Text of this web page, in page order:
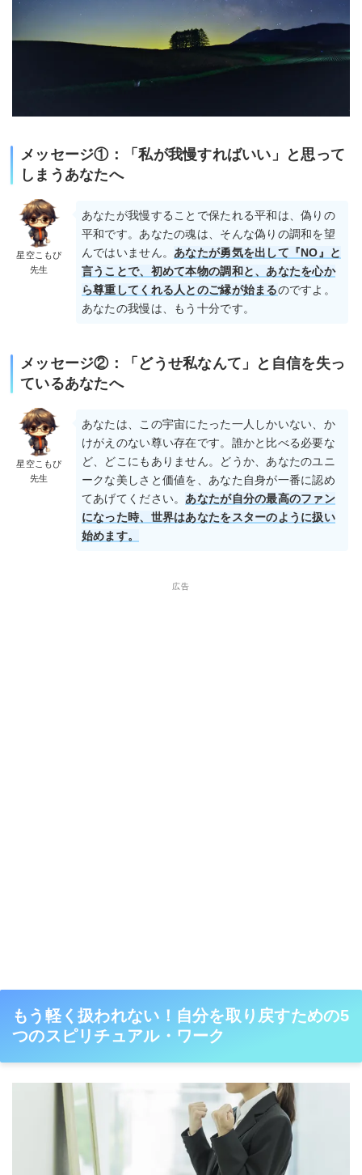
メッセージ①：「私が我慢すればいい」と思って
しまうあなたへ
星空こもぴ
先生
あなたが我慢することで保たれる平和は、偽りの
平和です。あなたの魂は、そんな偽りの調和を望
んではいません。あなたが勇気を出して『NO』と
言うことで、初めて本物の調和と、あなたを心か
ら尊重してくれる人とのご縁が始まるのですよ。
あなたの我慢は、もう十分です。
メッセージ②：「どうせ私なんて」と自信を失っ
ているあなたへ
星空こもぴ
先生
あなたは、この宇宙にたった一人しかいない、か
けがえのない尊い存在です。誰かと比べる必要な
ど、どこにもありません。どうか、あなたのユニ
ークな美しさと価値を、あなた自身が一番に認め
てあげてください。あなたが自分の最高のファン
になった時、世界はあなたをスターのように扱い
始めます。
広告
もう軽く扱われない！自分を取り戻すための5
つのスピリチュアル・ワーク